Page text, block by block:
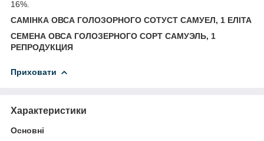
16%.
САМІНКА ОВСА ГОЛОЗОРНОГО СОТУСТ САМУЕЛ, 1 ЕЛІТА
СЕМЕНА ОВСА ГОЛОЗЕРНОГО СОРТ САМУЭЛЬ, 1
РЕПРОДУКЦИЯ
Приховати
Характеристики
Основні